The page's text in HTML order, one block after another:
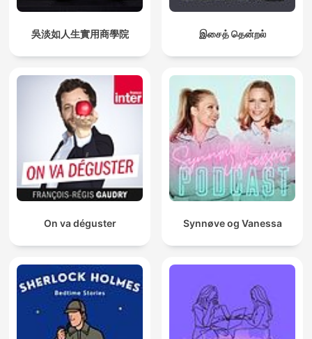
吳淡如人生實用商學院 இசைத் தென்றல்
On va déguster Synnøve og Vanessa